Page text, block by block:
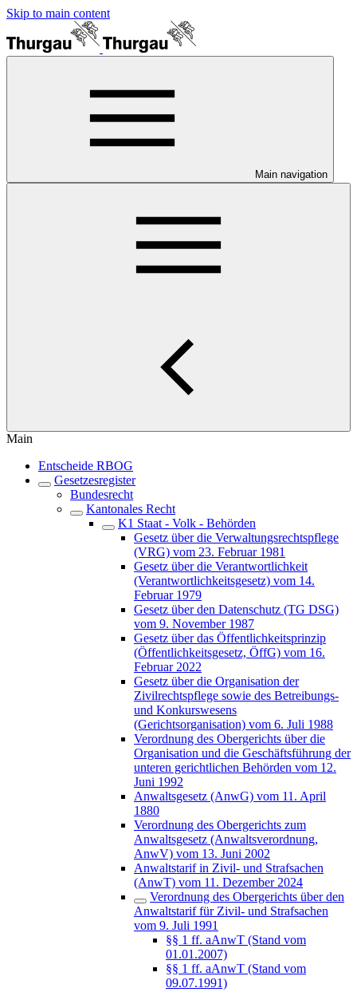
Skip to main content
Main navigation
Main
Entscheide RBOG
Gesetzesregister
Bundesrecht
Kantonales Recht
K1 Staat - Volk - Behörden
Gesetz über die Verwaltungsrechtspflege
(VRG) vom 23. Februar 1981
Gesetz über die Verantwortlichkeit
(Verantwortlichkeitsgesetz) vom 14.
Februar 1979
Gesetz über den Datenschutz (TG DSG)
vom 9. November 1987
Gesetz über das Öffentlichkeitsprinzip
(Öffentlichkeitsgesetz, ÖffG) vom 16.
Februar 2022
Gesetz über die Organisation der
Zivilrechtspflege sowie des Betreibungs-
und Konkurswesens
(Gerichtsorganisation) vom 6. Juli 1988
Verordnung des Obergerichts über die
Organisation und die Geschäftsführung der
unteren gerichtlichen Behörden vom 12.
Juni 1992
Anwaltsgesetz (AnwG) vom 11. April
1880
Verordnung des Obergerichts zum
Anwaltsgesetz (Anwaltsverordnung,
AnwV) vom 13. Juni 2002
Anwaltstarif in Zivil- und Strafsachen
(AnwT) vom 11. Dezember 2024
Verordnung des Obergerichts über den
Anwaltstarif für Zivil- und Strafsachen
vom 9. Juli 1991
§§ 1 ff. aAnwT (Stand vom
01.01.2007)
§§ 1 ff. aAnwT (Stand vom
09.07.1991)